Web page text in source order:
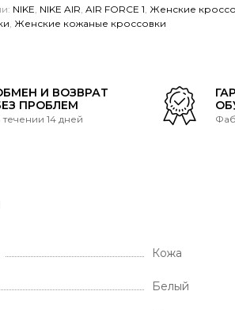
NIKE, NIKE AIR, AIR FORCE 1, Женские
, Женские кожаные кроссовки
И ВОЗВРАТ
ПРОБЛЕМ
течении 14 дней
Кожа
Белый